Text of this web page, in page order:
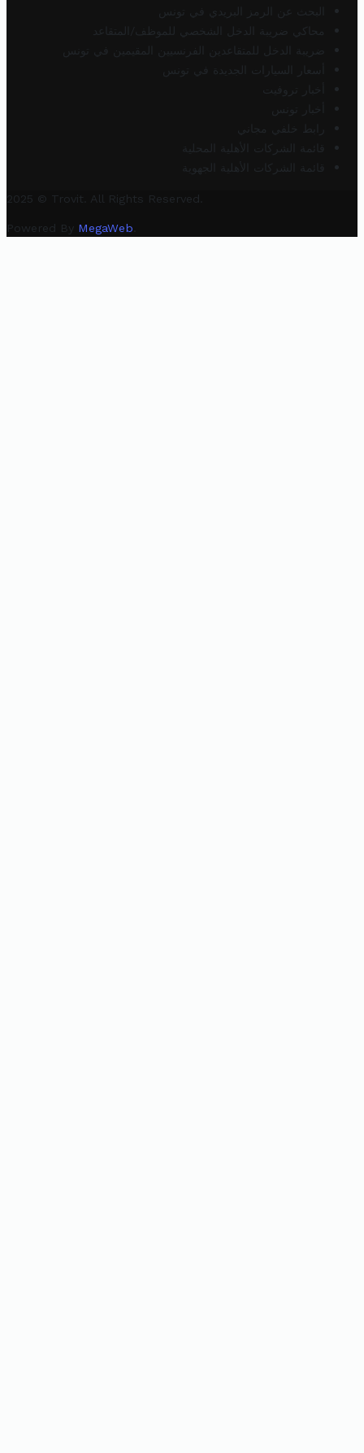
البحث عن الرمز البريدي في تونس
محاكي ضريبة الدخل الشخصي للموظف/المتقاعد
ضريبة الدخل للمتقاعدين الفرنسيين المقيمين في تونس
أسعار السيارات الجديدة في تونس
أخبار تروفيت
أخبار تونس
رابط خلفي مجاني
قائمة الشركات الأهلية المحلية
قائمة الشركات الأهلية الجهوية
2025 © Trovit. All Rights Reserved.
Powered By MegaWeb